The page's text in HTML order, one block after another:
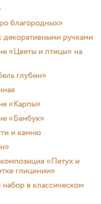
благородных»
декоративными ручками
«Цветы и птицы» на
глубин»
«Карпы»
«Бамбук»
и камню
композиция «Петух и
глицинии»
в классическом